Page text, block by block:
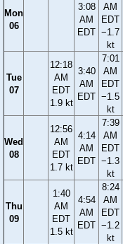
Mon
06
3:08
AM
EDT
AM
EDT
−1.7
kt
Tue
07
12:18
AM
EDT
1.9 kt
3:40
AM
EDT
7:01
AM
EDT
−1.5
kt
Wed
08
12:56
AM
EDT
1.7 kt
4:14
AM
EDT
7:39
AM
EDT
−1.3
kt
Thu
09
1:40
AM
EDT
1.5 kt
4:54
AM
EDT
8:24
AM
EDT
−1.2
kt